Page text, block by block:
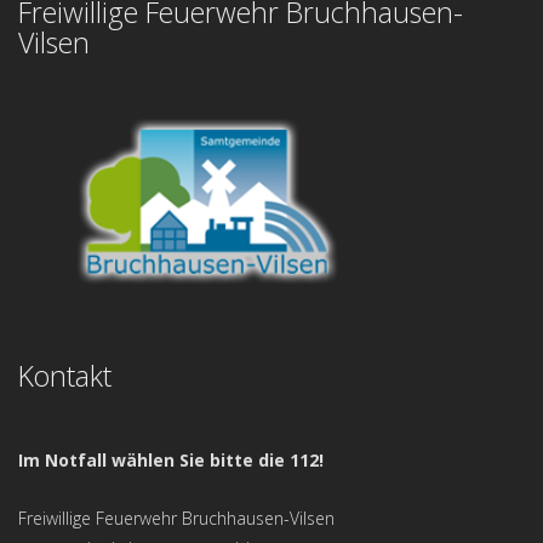
Freiwillige Feuerwehr Bruchhausen-
Vilsen
Kontakt
Im Notfall wählen Sie bitte die 112!
Freiwillige Feuerwehr Bruchhausen-Vilsen